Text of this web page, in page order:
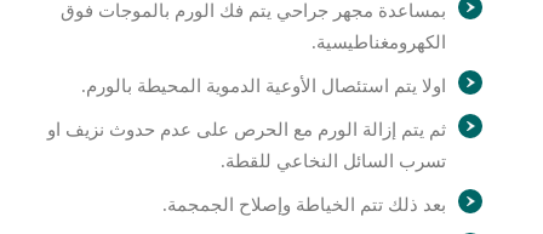
بمساعدة مجهر جراحي يتم فك الورم بالموجات فوق
الكهرومغناطيسية.
اولا يتم استئصال الأوعية الدموية المحيطة بالورم.
ثم يتم إزالة الورم مع الحرص على عدم حدوث نزيف او
تسرب السائل النخاعي للقطة.
بعد ذلك تتم الخياطة وإصلاح الجمجمة.